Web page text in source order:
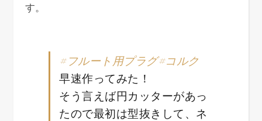
す。
#フルート用プラグ#コルク
早速作ってみた！
そう言えば円カッターがあっ
たので最初は型抜きして、ネ